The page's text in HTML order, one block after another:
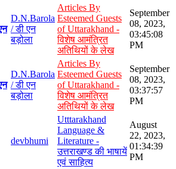
D.N.Barola
/ डी एन
बड़ोला
Articles By
Esteemed Guests
of Uttarakhand -
विशेष आमंत्रित
अतिथियों के लेख
September
08, 2023,
03:45:08
PM
D.N.Barola
/ डी एन
बड़ोला
Articles By
Esteemed Guests
of Uttarakhand -
विशेष आमंत्रित
अतिथियों के लेख
September
08, 2023,
03:37:57
PM
devbhumi
Utttarakhand
Language &
Literature -
उत्तराखण्ड की भाषायें
एवं साहित्य
August
22, 2023,
01:34:39
PM